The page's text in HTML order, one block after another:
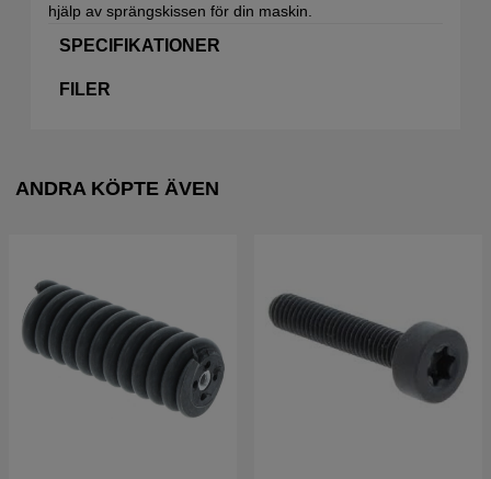
hjälp av sprängskissen för din maskin.
SPECIFIKATIONER
FILER
ANDRA KÖPTE ÄVEN